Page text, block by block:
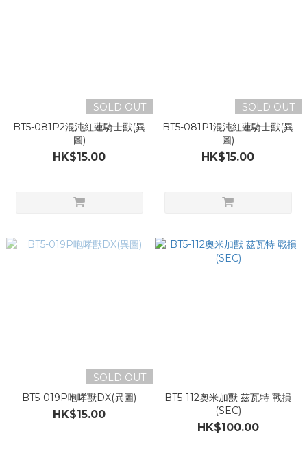
SOLD OUT
BT5-081P2混沌紅蓮騎士獸(異
圖)
HK$15.00
SOLD OUT
BT5-081P1混沌紅蓮騎士獸(異
圖)
HK$15.00
SOLD OUT
BT5-019P咆哮獸DX(異圖)
HK$15.00
BT5-112奧米加獸 茲瓦特 戰損
(SEC)
HK$100.00